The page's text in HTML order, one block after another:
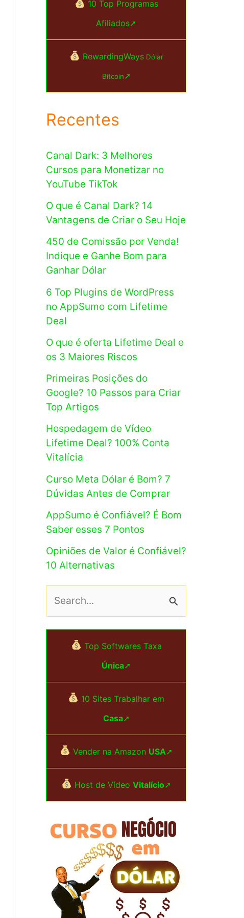
10 Top Programas
Afiliados➚
RewardingWaysDólar
Bitcoin➚
Recentes
Canal Dark: 3 Melhores
Cursos para Monetizar no
YouTube TikTok
O que é Canal Dark? 14
Vantagens de Criar o Seu Hoje
450 de Comissão por Venda!
Indique e Ganhe Bom para
Ganhar Dólar
6 Top Plugins de WordPress
no AppSumo com Lifetime
Deal
O que é oferta Lifetime Deal e
os 3 Maiores Riscos
Primeiras Posições do
Google? 10 Passos para Criar
Top Artigos
Hospedagem de Vídeo
Lifetime Deal? 100% Conta
Vitalícia
Curso Meta Dólar é Bom? 7
Dúvidas Antes de Comprar
AppSumo é Confiável? É Bom
Saber esses 7 Pontos
Opiniões de Valor é Confiável?
10 Alternativas
e
s
p
Top Softwares Taxa
Única➚
10 Sites Trabalhar em
Casa➚
Vender na Amazon USA➚
Host de VídeoVitalício➚